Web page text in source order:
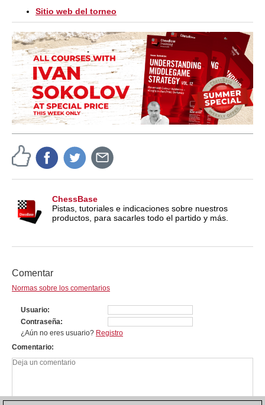
Sitio web del torneo
ChessBase
Pistas, tutoriales e indicaciones sobre nuestros
productos, para sacarles todo el partido y más.
Comentar
Normas sobre los comentarios
Usuario
Contraseña
¿Aún no eres usuario? Registro
Comentario